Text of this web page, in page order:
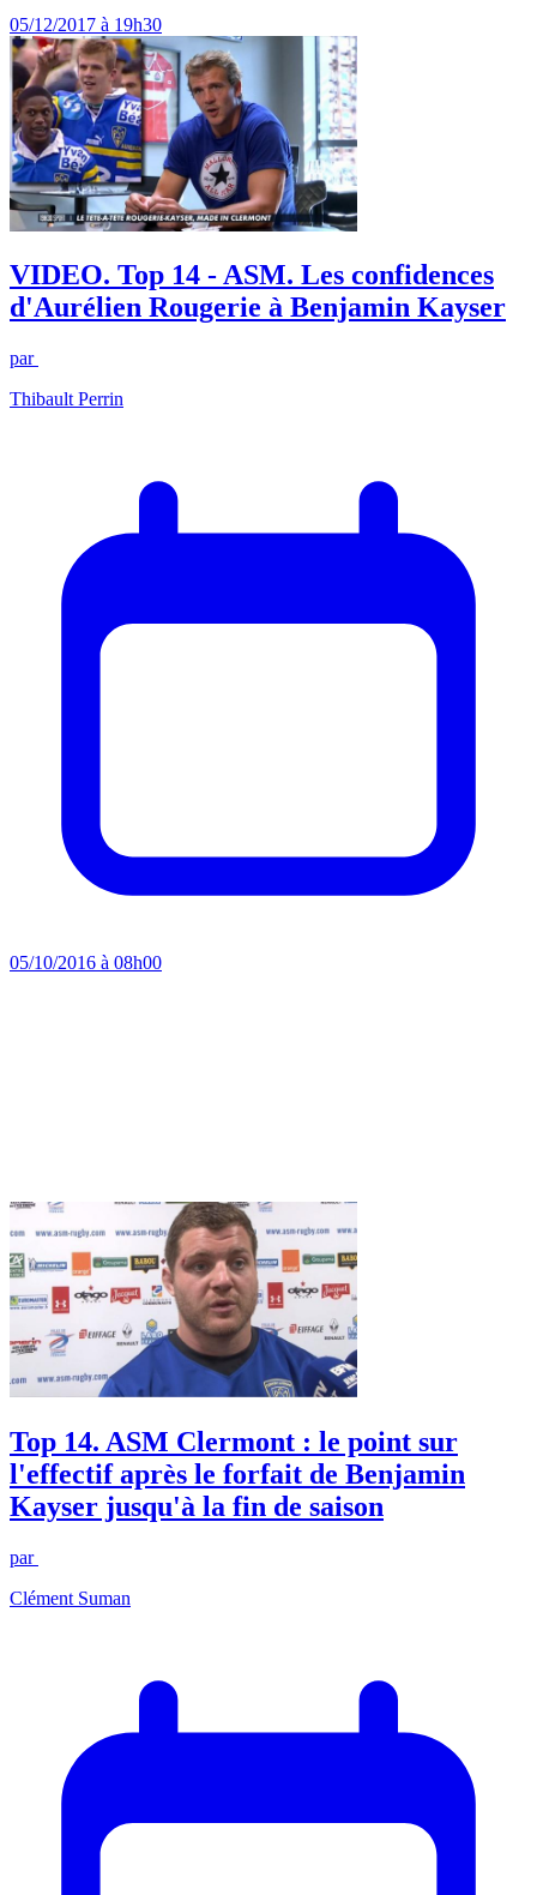
05/12/2017 à 19h30
VIDEO. Top 14 - ASM. Les confidences
d'Aurélien Rougerie à Benjamin Kayser
par
Thibault Perrin
05/10/2016 à 08h00
Top 14. ASM Clermont : le point sur
l'effectif après le forfait de Benjamin
Kayser jusqu'à la fin de saison
par
Clément Suman